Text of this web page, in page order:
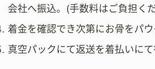
会社へ振込。(手数料はご負担く
着金を確認でき次第にお骨をパウ
真空パックにて返送を着払いにて